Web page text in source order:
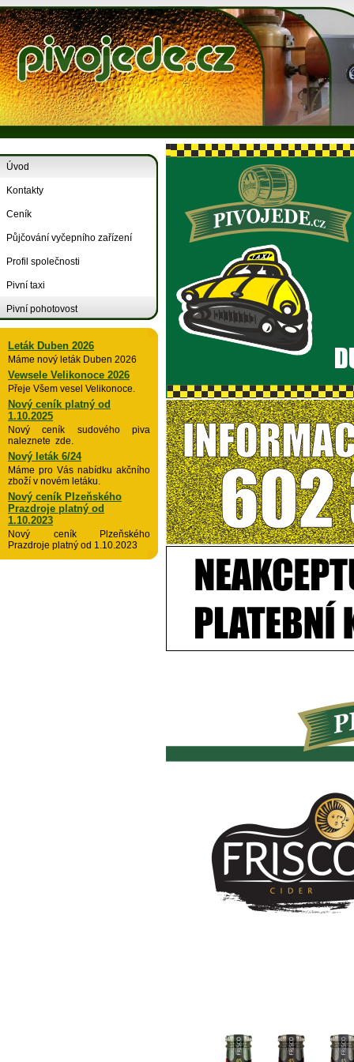
Úvod
Kontakty
Ceník
Půjčování vyčepního zařízení
Profil společnosti
Pivní taxi
Pivní pohotovost
Leták Duben 2026
Máme nový leták Duben 2026
Vewsele Velikonoce 2026
Přeje Všem vesel Velikonoce.
Nový ceník platný od
1.10.2025
Nový ceník sudového piva
naleznete zde.
Nový leták 6/24
Máme pro Vás nabídku akčního
zboží v novém letáku.
Nový ceník Plzeňského
Prazdroje platný od
1.10.2023
Nový ceník Plzeňského
Prazdroje platný od 1.10.2023